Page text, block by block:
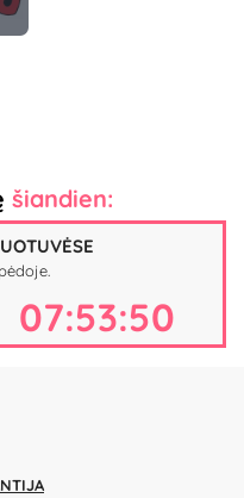
šiandien:
07:53:50